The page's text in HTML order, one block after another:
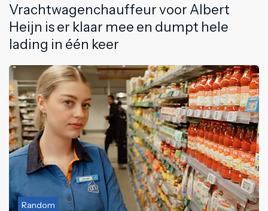
Vrachtwagenchauffeur voor Albert
Heijn is er klaar mee en dumpt hele
lading in één keer
Random